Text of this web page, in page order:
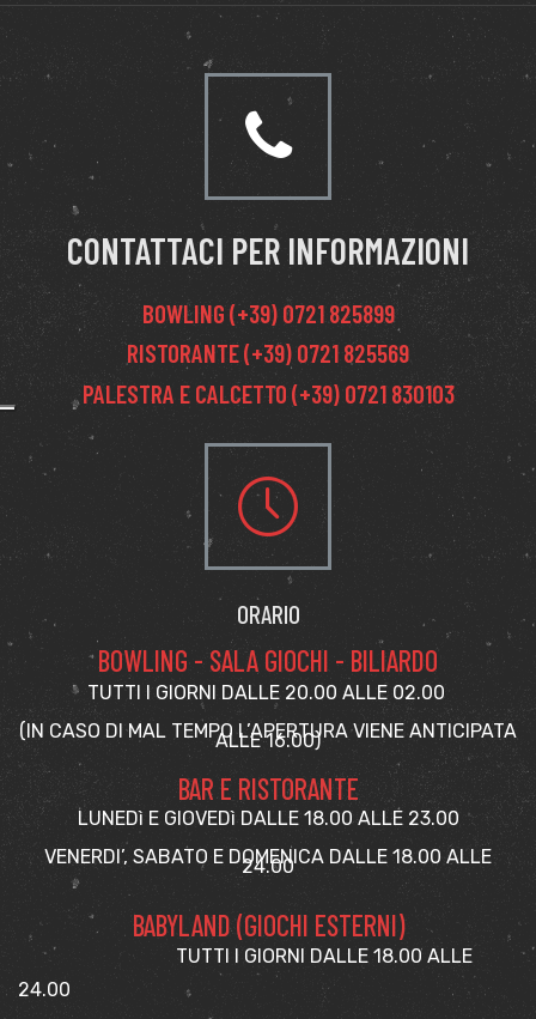
CONTATTACI PER INFORMAZIONI
BOWLING (+39) 0721 825899
RISTORANTE (+39) 0721 825569
PALESTRA E CALCETTO (+39) 0721 830103
ORARIO
BOWLING - SALA GIOCHI - BILIARDO
TUTTI I GIORNI DALLE 20.00 ALLE 02.00
(IN CASO DI MAL TEMPO L’APERTURA VIENE ANTICIPATA
ALLE 16.00)
BAR E RISTORANTE
LUNEDì E GIOVEDì DALLE 18.00 ALLE 23.00
VENERDI’, SABATO E DOMENICA DALLE 18.00 ALLE
24.00
BABYLAND (GIOCHI ESTERNI)
TUTTI I GIORNI DALLE 18.00 ALLE
24.00